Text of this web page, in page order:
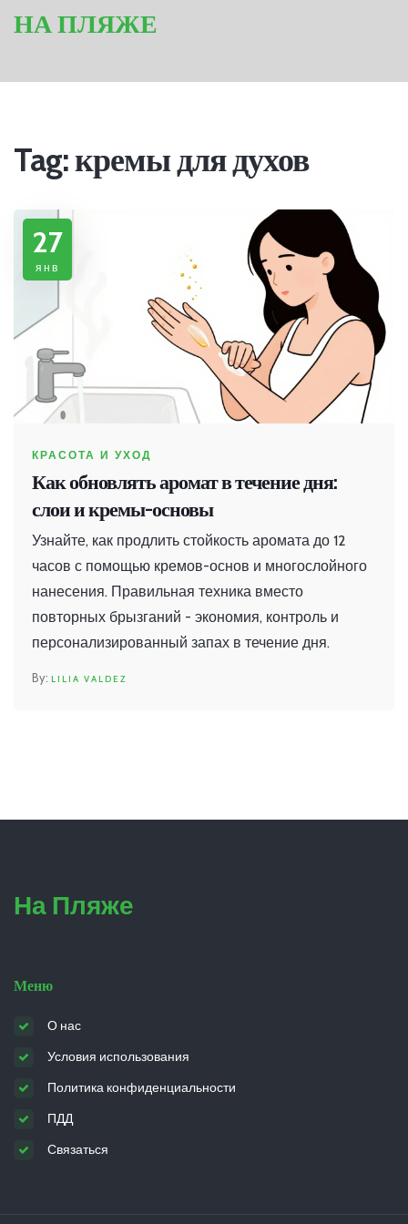
НА ПЛЯЖЕ
Tag: кремы для духов
27
янв
КРАСОТА И УХОД
Как обновлять аромат в течение дня:
слои и кремы-основы
Узнайте, как продлить стойкость аромата до 12
часов с помощью кремов-основ и многослойного
нанесения. Правильная техника вместо
повторных брызганий - экономия, контроль и
персонализированный запах в течение дня.
LILIA VALDEZ
На Пляже
Меню
О нас
Условия использования
Политика конфиденциальности
ПДД
Связаться